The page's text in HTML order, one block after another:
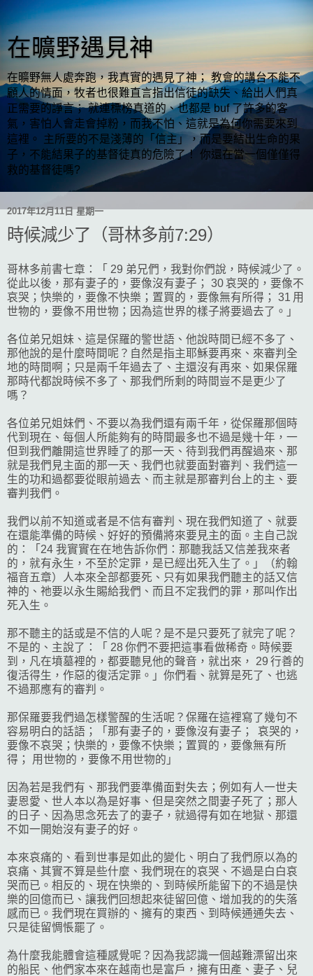
在曠野遇見神
在曠野無人處奔跑，我真實的遇見了神； 教會的講台不能不
顧人的情面，牧者也很難直言指出信徒的缺失、給出人們真
正需要的諍言； 就連標榜真道的、也都是 buf 了許多的客
氣，害怕人會走會掉粉，而我不怕、這就是為何你需要來到
這裡。 主所要的不是淺薄的「信主」，而是要結出生命的果
子，不能結果子的基督徒真的危險了！ 你還在當一個僅僅得
救的基督徒嗎?
2017年12月11日 星期一
時候減少了（哥林多前7:29）
哥林多前書七章：「 29 弟兄們，我對你們說，時候減少了。
從此以後，那有妻子的，要像沒有妻子； 30 哀哭的，要像不
哀哭；快樂的，要像不快樂；置買的，要像無有所得； 31 用
世物的，要像不用世物；因為這世界的樣子將要過去了。」
各位弟兄姐妹、這是保羅的警世語、他說時間已經不多了、
那他說的是什麼時間呢？自然是指主耶穌要再來、來審判全
地的時間啊；只是兩千年過去了、主還沒有再來、如果保羅
那時代都說時候不多了、那我們所剩的時間豈不是更少了
嗎？
各位弟兄姐妹們、不要以為我們還有兩千年，從保羅那個時
代到現在、每個人所能夠有的時間最多也不過是幾十年，一
但到我們離開這世界睡了的那一天、待到我們再醒過來、那
就是我們見主面的那一天、我們也就要面對審判、我們這一
生的功和過都要從眼前過去、而主就是那審判台上的主、要
審判我們。
我們以前不知道或者是不信有審判、現在我們知道了、就要
在還能準備的時候、好好的預備將來要見主的面。主自己說
的：「24 我實實在在地告訴你們：那聽我話又信差我來者
的，就有永生，不至於定罪，是已經出死入生了。」（約翰
福音五章）人本來全部都要死、只有如果我們聽主的話又信
神的、祂要以永生賜給我們、而且不定我們的罪，那叫作出
死入生。
那不聽主的話或是不信的人呢？是不是只要死了就完了呢？
不是的、主說了：「 28 你們不要把這事看做稀奇。時候要
到，凡在墳墓裡的，都要聽見他的聲音，就出來， 29 行善的
復活得生，作惡的復活定罪。」你們看、就算是死了、也逃
不過那應有的審判。
那保羅要我們過怎樣警醒的生活呢？保羅在這裡寫了幾句不
容易明白的話語；「那有妻子的，要像沒有妻子； 哀哭的，
要像不哀哭；快樂的，要像不快樂；置買的，要像無有所
得； 用世物的，要像不用世物的」
因為若是我們有、那我們要準備面對失去；例如有人一世夫
妻恩愛、世人本以為是好事、但是突然之間妻子死了；那人
的日子、因為思念死去了的妻子，就過得有如在地獄、那還
不如一開始沒有妻子的好。
本來哀痛的、看到世事是如此的變化、明白了我們原以為的
哀痛、其實不算是些什麼、我們現在的哀哭、不過是白白哀
哭而已。相反的、現在快樂的、到時候所能留下的不過是快
樂的回億而已、讓我們回想起來徒留回億、增加我的的失落
感而已。我們現在買辦的、擁有的東西、到時候通通失去、
只是徒留惆悵罷了。
為什麼我能體會這種感覺呢？因為我認識一個越難漂留出來
的船民、他們家本來在越南也是富戶，擁有田產、妻子、兒